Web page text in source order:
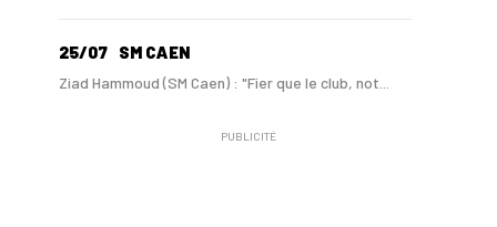
25/07 SM CAEN
Ziad Hammoud (SM Caen) : "Fier que le club, not...
PUBLICITÉ